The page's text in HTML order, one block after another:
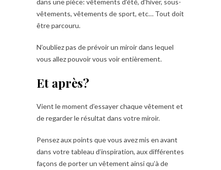
dans une pièce: vêtements d’été, d’hiver, sous-
vêtements, vêtements de sport, etc… Tout doit
être parcouru.
N’oubliez pas de prévoir un miroir dans lequel
vous allez pouvoir vous voir entièrement.
Et après?
Vient le moment d’essayer chaque vêtement et
de regarder le résultat dans votre miroir.
Pensez aux points que vous avez mis en avant
dans votre tableau d’inspiration, aux différentes
façons de porter un vêtement ainsi qu’à de